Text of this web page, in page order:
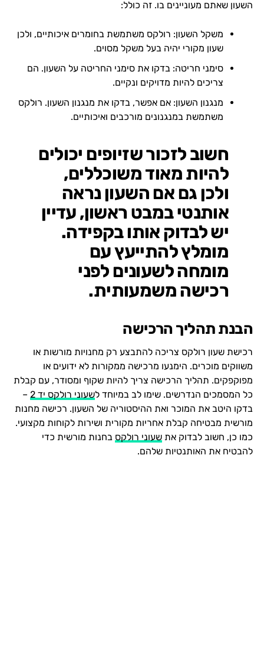
השעון שאתם מעוניינים בו. זה כולל:
משקל השעון: רולקס משתמשת בחומרים איכותיים, ולכן
שעון מקורי יהיה בעל משקל מסוים.
סימני חריטה: בדקו את סימני החריטה על השעון. הם
צריכים להיות מדויקים ונקיים.
מנגנון השעון: אם אפשר, בדקו את מנגנון השעון. רולקס
משתמשת במנגנונים מורכבים ואיכותיים.
חשוב לזכור שזיופים יכולים
להיות מאוד משוכללים,
ולכן גם אם השעון נראה
אותנטי במבט ראשון, עדיין
יש לבדוק אותו בקפידה.
מומלץ להתייעץ עם
מומחה לשעונים לפני
רכישה משמעותית.
הבנת תהליך הרכישה
רכישת שעון רולקס צריכה להתבצע רק מחנויות מורשות או
משווקים מוכרים. הימנעו מרכישה ממקורות לא ידועים או
מפוקפקים. תהליך הרכישה צריך להיות שקוף ומסודר, עם קבלת
כל המסמכים הנדרשים. שימו לב במיוחד לשעוני רולקס יד 2
–
בדקו היטב את המוכר ואת ההיסטוריה של השעון. רכישה מחנות
מורשית מבטיחה קבלת אחריות מקורית ושירות לקוחות מקצועי.
כמו כן, חשוב לבדוק את שעוני רולקס בחנות מורשית כדי
להבטיח את האותנטיות שלהם.